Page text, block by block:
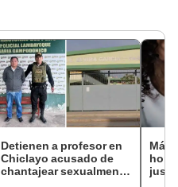
Detienen a profesor en
Chiclayo acusado de
chantajear sexualmente
Más